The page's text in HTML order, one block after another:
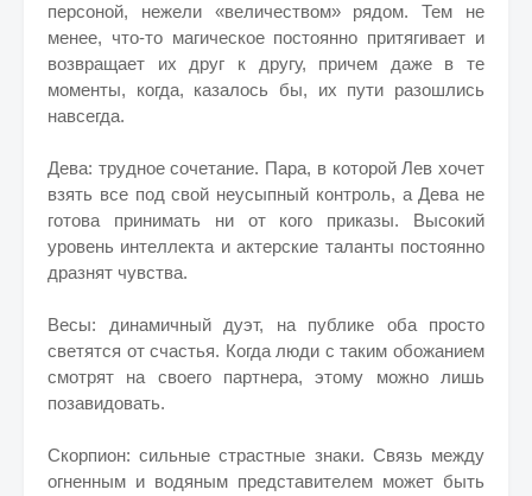
персоной, нежели «величеством» рядом. Тем не
менее, что-то магическое постоянно притягивает и
возвращает их друг к другу, причем даже в те
моменты, когда, казалось бы, их пути разошлись
навсегда.
Дева: трудное сочетание. Пара, в которой Лев хочет
взять все под свой неусыпный контроль, а Дева не
готова принимать ни от кого приказы. Высокий
уровень интеллекта и актерские таланты постоянно
дразнят чувства.
Весы: динамичный дуэт, на публике оба просто
светятся от счастья. Когда люди с таким обожанием
смотрят на своего партнера, этому можно лишь
позавидовать.
Скорпион: сильные страстные знаки. Связь между
огненным и водяным представителем может быть